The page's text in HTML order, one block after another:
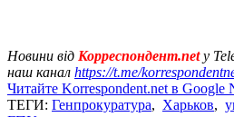
Новини від Корреспондент.net у
наш канал https://t.me/
Читайте Korrespondent.net в Google
ТЕГИ: Генпрокуратура, Харьков,